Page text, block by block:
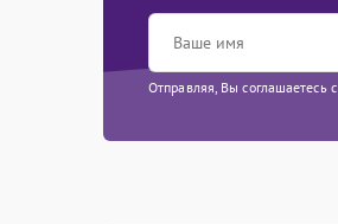
Отправляя, Вы соглашаетесь с